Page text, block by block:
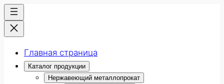
Главная страница
Каталог продукции
Нержавеющий металлопрокат